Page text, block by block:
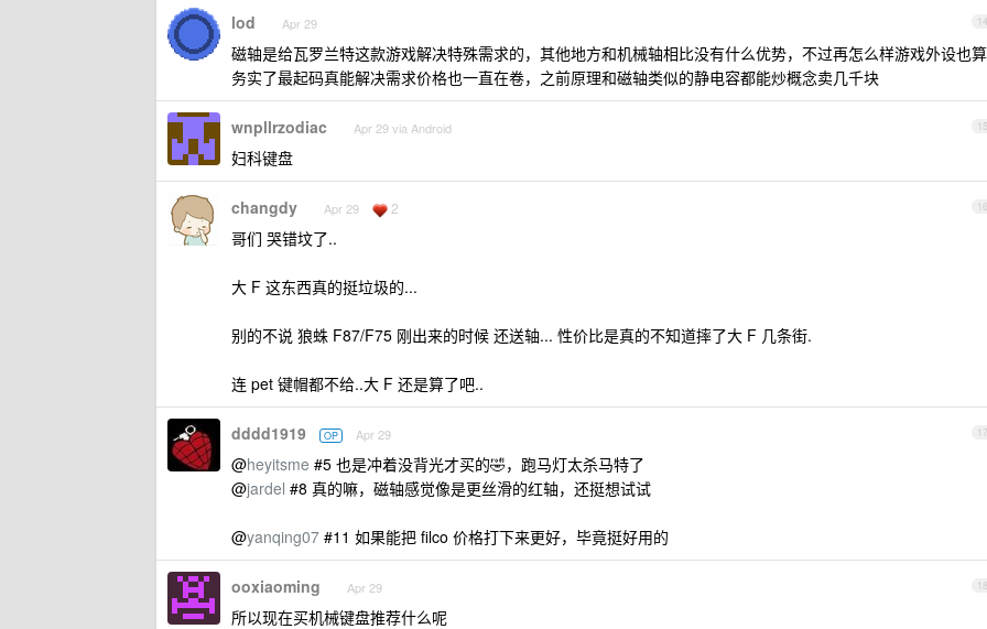
14
lod Apr 29
磁轴是给瓦罗兰特这款游戏解决特殊需求的，其他地方和机械轴相比没有什么优势，不过再怎么样游戏外设也算
务实了最起码真能解决需求价格也一直在卷，之前原理和磁轴类似的静电容都能炒概念卖几千块
15
wnpllrzodiac Apr 29 via Android
妇科键盘
16
changdy Apr 29 2
哥们 哭错坟了..
大 F 这东西真的挺垃圾的...
别的不说 狼蛛 F87/F75 刚出来的时候 还送轴... 性价比是真的不知道摔了大 F 几条街.
连 pet 键帽都不给..大 F 还是算了吧..
17
dddd1919 OP Apr 29
@heyitsme #5 也是冲着没背光才买的🤣，跑马灯太杀马特了
@jardel #8 真的嘛，磁轴感觉像是更丝滑的红轴，还挺想试试
@yanqing07 #11 如果能把 filco 价格打下来更好，毕竟挺好用的
18
ooxiaoming Apr 29
所以现在买机械键盘推荐什么呢